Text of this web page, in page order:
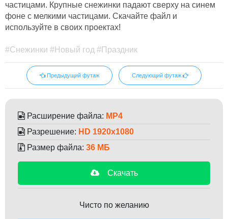
частицами. Крупные снежинки падают сверху на синем
фоне с мелкими частицами. Скачайте файл и
используйте в своих проектах!
#Снежинки #Новый год #Праздник
Предыдущий футаж Следующий футаж
Расширение файла: MP4
Разрешение: HD 1920x1080
Размер файла: 36 МБ
Скачать
Чисто по желанию